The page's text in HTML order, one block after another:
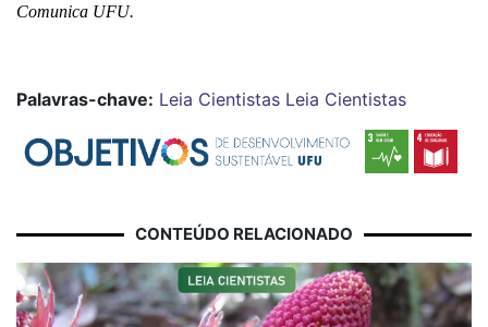
Comunica UFU.
Palavras-chave: Leia Cientistas Leia Cientistas
CONTEÚDO RELACIONADO